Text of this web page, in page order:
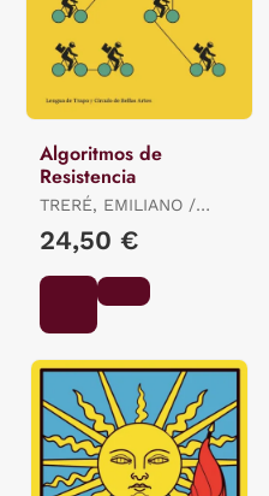
Algoritmos de
Resistencia
TRERÉ, EMILIANO /
24,50 €